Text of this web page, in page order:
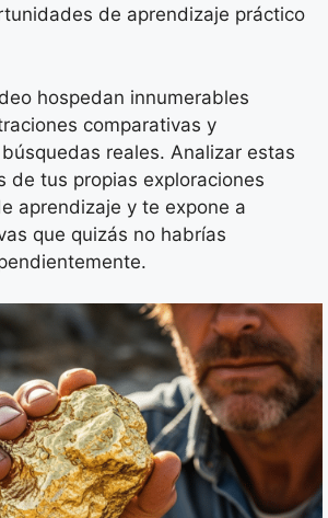
de aprendizaje práctico
hospedan innumerables
comparativas y
reales. Analizar estas
de tus propias exploraciones
aprendizaje y te expone a
que quizás no habrías